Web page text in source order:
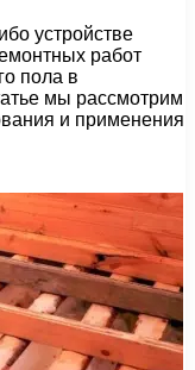
устройстве
работ
пола в
мы рассмотрим
и применения